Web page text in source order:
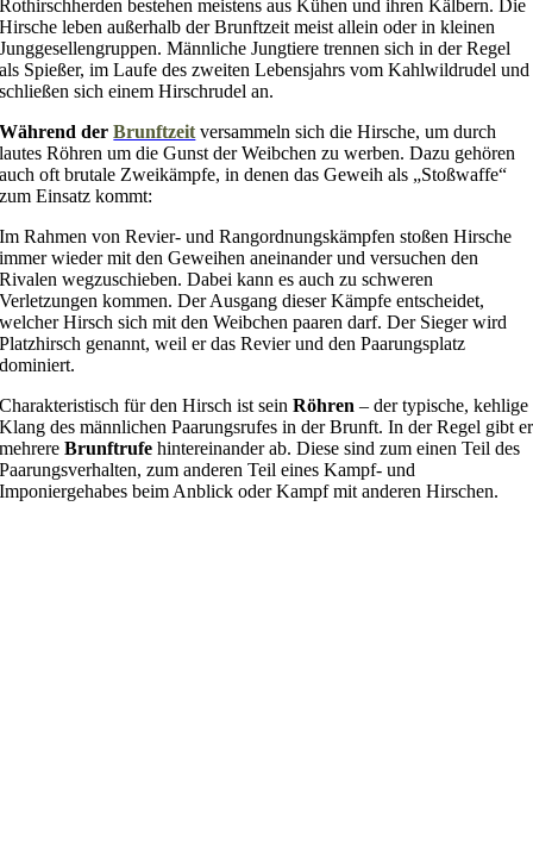
Rothirschherden bestehen meistens aus Kühen und ihren Kälbern. Die
Hirsche leben außerhalb der Brunftzeit meist allein oder in kleinen
Junggesellengruppen. Männliche Jungtiere trennen sich in der Regel
als Spießer, im Laufe des zweiten Lebensjahrs vom Kahlwildrudel und
schließen sich einem Hirschrudel an.
Während derBrunftzeit versammeln sich die Hirsche, um durch
lautes Röhren um die Gunst der Weibchen zu werben. Dazu gehören
auch oft brutale Zweikämpfe, in denen das Geweih als „Stoßwaffe“
zum Einsatz kommt:
Im Rahmen von Revier- und Rangordnungskämpfen stoßen Hirsche
immer wieder mit den Geweihen aneinander und versuchen den
Rivalen wegzuschieben. Dabei kann es auch zu schweren
Verletzungen kommen. Der Ausgang dieser Kämpfe entscheidet,
welcher Hirsch sich mit den Weibchen paaren darf. Der Sieger wird
Platzhirsch genannt, weil er das Revier und den Paarungsplatz
dominiert.
Charakteristisch für den Hirsch ist seinRöhren– der typische, kehlige
Klang des männlichen Paarungsrufes in der Brunft. In der Regel gibt er
mehrereBrunftrufe hintereinander ab. Diese sind zum einen Teil des
Paarungsverhalten, zum anderen Teil eines Kampf- und
Imponiergehabes beim Anblick oder Kampf mit anderen Hirschen.